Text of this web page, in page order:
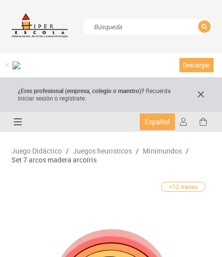
Descargar
¿Eres profesional (empresa, colegio o maestro)? Recuerda
iniciar sesión o regístrate.
Español
Juego Didáctico / Juegos heuristicos / Minimundos /
Set 7 arcos madera arcoíris
+12 meses